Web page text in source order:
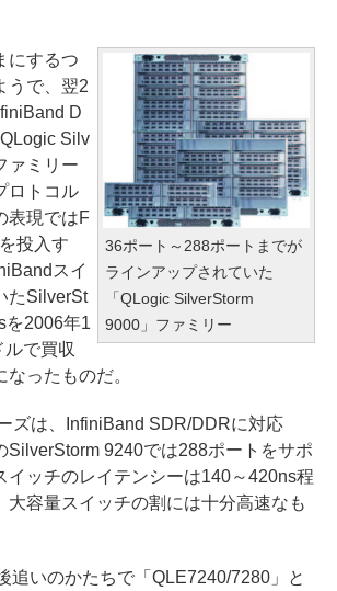
36ポート～288ポートまでが
ラインアップされていた
「QLogic SilverStorm
9000」ファミリー
にするつ
うで、翌2
D
Silv
ァミリー
ロトコル
表現ではF
投入す
スイ
たSilverSt
を2006年1
で買収
ったものだ。
ズは、InfiniBand SDR/DDRに対応
SilverStorm 9240では288ポートをサポ
イッチのレイテンシーは140～420ns程
大容量スイッチの割には十分高速なも
いのかたちで「QLE7240/7280」と